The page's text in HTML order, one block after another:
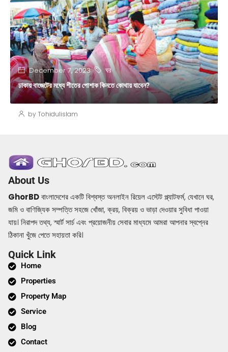
December 7, 2023 ঘর
ঢাকায় বাজেটের মধ্যে শীতের পোশাক কিনতে কোথায় যাবেন?
by Tohidulislam
About Us
GhorBDবাংলাদেশের একটি বিশ্বস্ত অনলাইন রিয়েল এস্টেট প্ল্যাটফর্ম, যেখানে ঘর,
জমি ও বাণিজ্যিক সম্পত্তি সহজে খোঁজা, ক্রয়, বিক্রয় ও ভাড়া দেওয়ার সুবিধা পাওয়া
যায়। নিরাপদ তথ্য, স্মার্ট সার্চ এবং প্রয়োজনীয় সেবার মাধ্যমে আমরা আপনার স্বপ্নের
ঠিকানা খুঁজে পেতে সহায়তা করি।
Quick Link
Home
Properties
Property Map
Service
Blog
Contact